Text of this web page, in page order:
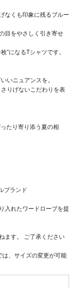
なくも印象に残るブルー
目をやさしく引き寄せ
”になるTシャツです。
いニュアンスを。
りげないこだわりを表
たり寄り添う夏の相
ブランド
入れたワードローブを提
ます。 ご了承ください
、サイズの変更が可能